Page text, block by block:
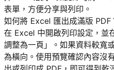
表單，方便分享與列印。
如何將 Excel 匯出成滿版 PDF
在 Excel 中開啟列印設定，並
調整為一頁」。如果資料較寬
為橫向。使用預覽確認內容沒